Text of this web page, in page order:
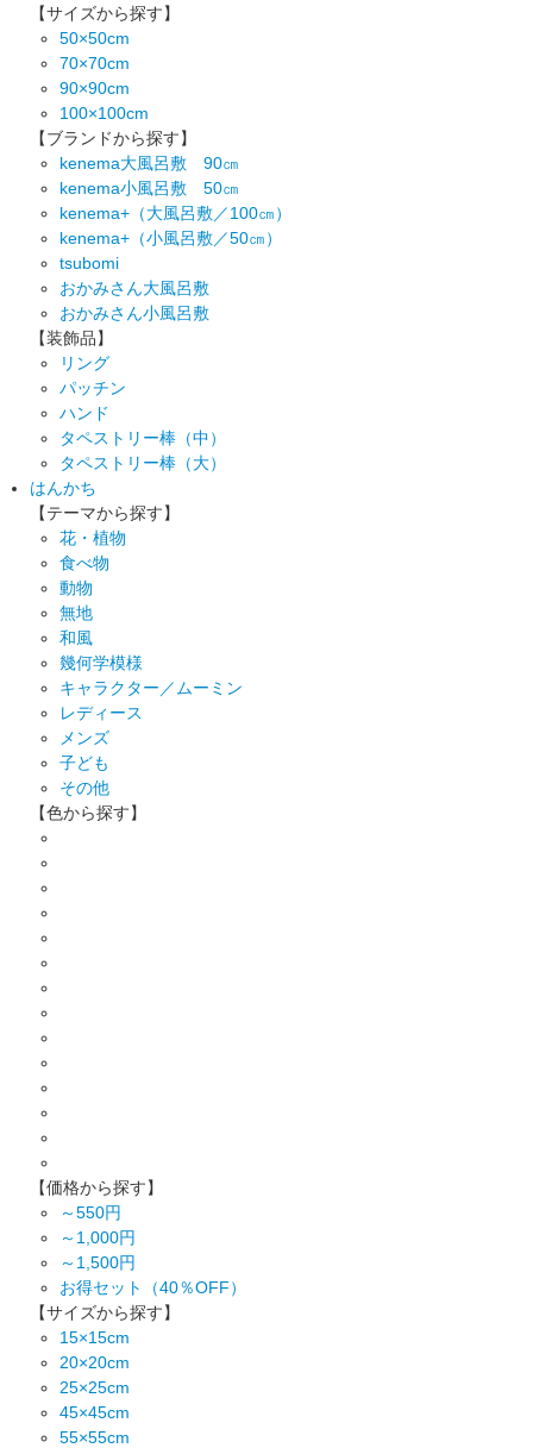
【サイズから探す】
50×50cm
70×70cm
90×90cm
100×100cm
【ブランドから探す】
kenema大風呂敷 90㎝
kenema小風呂敷 50㎝
kenema+（大風呂敷／100㎝）
kenema+（小風呂敷／50㎝）
tsubomi
おかみさん大風呂敷
おかみさん小風呂敷
【装飾品】
リング
パッチン
ハンド
タペストリー棒（中）
タペストリー棒（大）
はんかち
【テーマから探す】
花・植物
食べ物
動物
無地
和風
幾何学模様
キャラクター／ムーミン
レディース
メンズ
子ども
その他
【色から探す】
【価格から探す】
～550円
～1,000円
～1,500円
お得セット（40％OFF）
【サイズから探す】
15×15cm
20×20cm
25×25cm
45×45cm
55×55cm